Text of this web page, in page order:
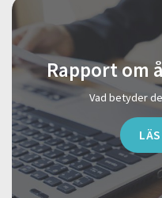
Rapport om
Vad betyder